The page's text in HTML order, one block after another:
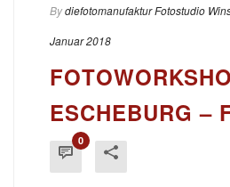
Bydiefotomanufaktur Fotostudio
Januar 2018
ESCHEBURG –
0